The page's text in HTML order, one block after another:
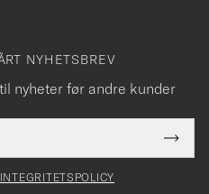
NYHETSBREV
nyheter før andre kunder